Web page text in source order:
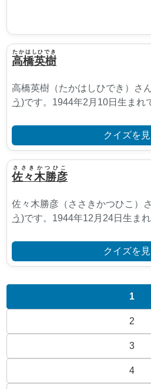
高橋英樹
たかはしひでき
高橋英樹（たかはしひでき）さ
う)です。1944年2月10日生まれ
クイズを
佐々木勝彦
ささきかつひこ
佐々木勝彦（ささきかつひこ）
う)です。1944年12月24日生まれ
クイズを
1
2
3
4